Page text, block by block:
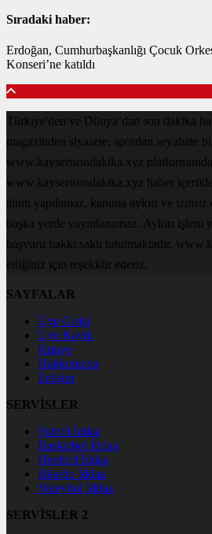
Sıradaki haber:
Erdoğan, Cumhurbaşkanlığı Çocuk
Konseri’ne katıldı
Türkiye'den ve Dünya’dan son dakika
magazinden siyasete, spordan seyahate
www.kayserisondakika.xyz
www.kayserisondakika.xyz haber
alıntı yapılamaz, kanuna aykırı ve
başka yerde yayınlanamaz. Aykırı
başvuru hakkı saklı tutulmaktadır.
ettiğiniz için teşekkür ederiz.
SAYFALAR
Üye Girişi
Üye Kaydı
Künye
Hakkımızda
İletişim
SERVİSLER
Futbol İddaa
Basketbol İddaa
Hentbol İddaa
Bilardo İddaa
Voleybol İddaa
SERVİSLER 2